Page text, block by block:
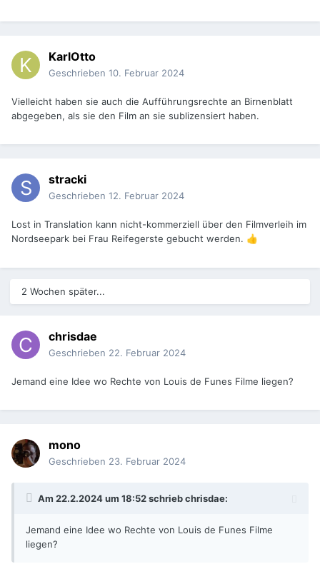
KarlOtto
Geschrieben 10. Februar 2024
Vielleicht haben sie auch die Aufführungsrechte an Birnenblatt
abgegeben, als sie den Film an sie sublizensiert haben.
stracki
Geschrieben 12. Februar 2024
Lost in Translation kann nicht-kommerziell über den Filmverleih im
Nordseepark bei Frau Reifegerste gebucht werden. 👍
2 Wochen später...
chrisdae
Geschrieben 22. Februar 2024
Jemand eine Idee wo Rechte von Louis de Funes Filme liegen?
mono
Geschrieben 23. Februar 2024
Am 22.2.2024 um 18:52 schriebchrisdae:
Jemand eine Idee wo Rechte von Louis de Funes Filme
liegen?